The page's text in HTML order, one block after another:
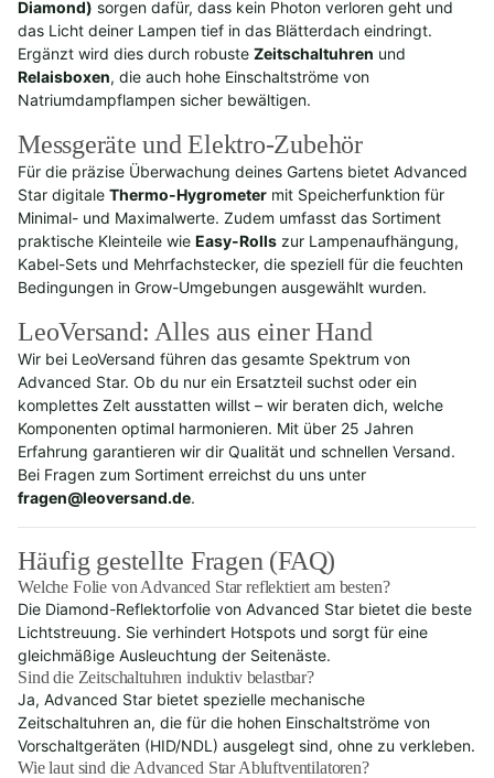
Diamond) sorgen dafür, dass kein Photon verloren geht und
das Licht deiner Lampen tief in das Blätterdach eindringt.
Ergänzt wird dies durch robuste Zeitschaltuhren und
Relaisboxen, die auch hohe Einschaltströme von
Natriumdampflampen sicher bewältigen.
Messgeräte und Elektro-Zubehör
Für die präzise Überwachung deines Gartens bietet Advanced
Star digitale Thermo-Hygrometer mit Speicherfunktion für
Minimal- und Maximalwerte. Zudem umfasst das Sortiment
praktische Kleinteile wie Easy-Rolls zur Lampenaufhängung,
Kabel-Sets und Mehrfachstecker, die speziell für die feuchten
Bedingungen in Grow-Umgebungen ausgewählt wurden.
LeoVersand: Alles aus einer Hand
Wir bei LeoVersand führen das gesamte Spektrum von
Advanced Star. Ob du nur ein Ersatzteil suchst oder ein
komplettes Zelt ausstatten willst – wir beraten dich, welche
Komponenten optimal harmonieren. Mit über 25 Jahren
Erfahrung garantieren wir dir Qualität und schnellen Versand.
Bei Fragen zum Sortiment erreichst du uns unter
fragen@leoversand.de.
Häufig gestellte Fragen (FAQ)
Welche Folie von Advanced Star reflektiert am besten?
Die Diamond-Reflektorfolie von Advanced Star bietet die beste
Lichtstreuung. Sie verhindert Hotspots und sorgt für eine
gleichmäßige Ausleuchtung der Seitenäste.
Sind die Zeitschaltuhren induktiv belastbar?
Ja, Advanced Star bietet spezielle mechanische
Zeitschaltuhren an, die für die hohen Einschaltströme von
Vorschaltgeräten (HID/NDL) ausgelegt sind, ohne zu verkleben.
Wie laut sind die Advanced Star Abluftventilatoren?